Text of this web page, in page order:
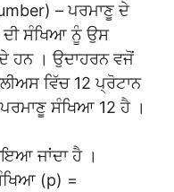
– ਪਰਮਾਣੂ ਦੇ
ਦੀ ਸੰਖਿਆ ਨੂੰ ਉਸ
ਹਨ । ਉਦਾਹਰਨ ਵਜੋਂ
ਵਿੱਚ 12 ਪ੍ਰੋਟਾਨ
ਸੰਖਿਆ 12 ਹੈ ।
ਜਾਂਦਾ ਹੈ ।
(p) =